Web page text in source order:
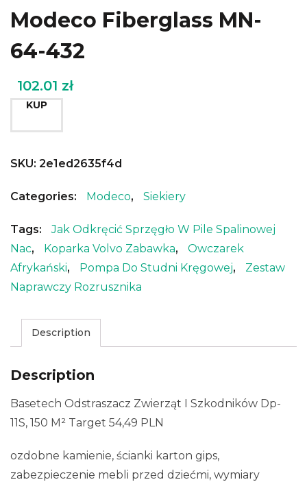
Modeco Fiberglass MN-
64-432
102.01 zł
KUP
SKU: 2e1ed2635f4d
Categories: Modeco, Siekiery
Tags:
Jak Odkręcić Sprzęgło W Pile Spalinowej
Nac, Koparka Volvo Zabawka,
Owczarek
Afrykański, Pompa Do Studni Kręgowej,
Zestaw
Naprawczy Rozrusznika
Description
Description
Basetech Odstraszacz Zwierząt I Szkodników Dp-
11S, 150 M² Target 54,49 PLN
ozdobne kamienie, ścianki karton gips,
zabezpieczenie mebli przed dziećmi, wymiary